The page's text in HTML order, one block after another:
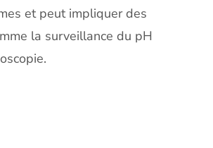
et peut impliquer des
la surveillance du pH